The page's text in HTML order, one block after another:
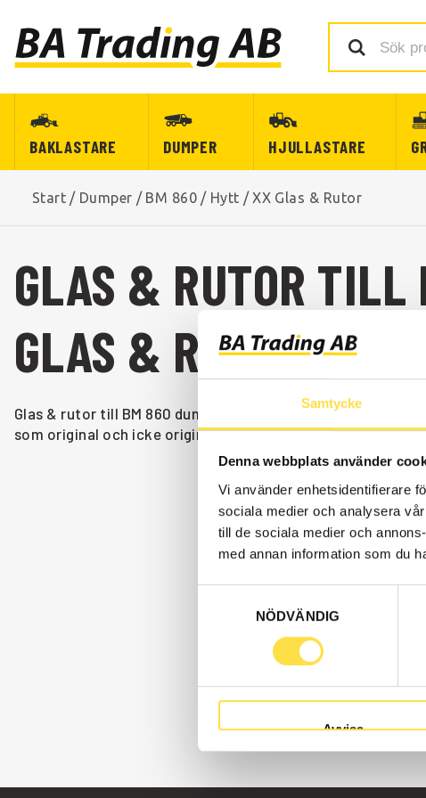
Samtycke
Denna webbplats använder
Vi använder enhetsidentifierare
sociala medier och analysera
till de sociala medier och
med annan information som du
NÖDVÄNDIG
Avvisa
BAKLASTARE DUMPER HJULLASTARE
Start / Dumper / BM 860 / Hytt / XX Glas & Rutor
GLAS & RUTOR
GLAS & RUTOR TILL
Glas & rutor till BM 860 dumper finns som delar hos oss på
som original och icke original. Vi har delar som glas &